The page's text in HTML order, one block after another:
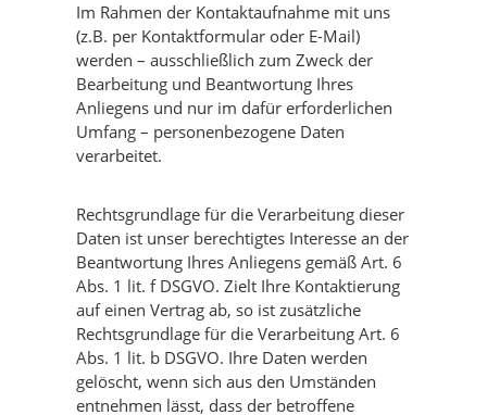
Im Rahmen der Kontaktaufnahme mit uns
(z.B. per Kontaktformular oder E-Mail)
werden – ausschließlich zum Zweck der
Bearbeitung und Beantwortung Ihres
Anliegens und nur im dafür erforderlichen
Umfang – personenbezogene Daten
verarbeitet.
Rechtsgrundlage für die Verarbeitung dieser
Daten ist unser berechtigtes Interesse an der
Beantwortung Ihres Anliegens gemäß Art. 6
Abs. 1 lit. f DSGVO. Zielt Ihre Kontaktierung
auf einen Vertrag ab, so ist zusätzliche
Rechtsgrundlage für die Verarbeitung Art. 6
Abs. 1 lit. b DSGVO. Ihre Daten werden
gelöscht, wenn sich aus den Umständen
entnehmen lässt, dass der betroffene